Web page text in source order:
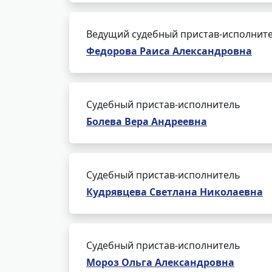
Ведущий судебный пристав-
Федорова Раиса Александровна
Судебный пристав-исполнитель
Болева Вера Андреевна
Судебный пристав-исполнитель
Кудрявцева Светлана Николаевна
Судебный пристав-исполнитель
Мороз Ольга Александровна